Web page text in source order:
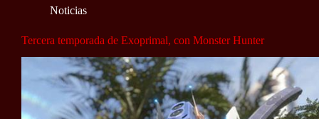
Noticias
Tercera temporada de Exoprimal, con Monster Hunter